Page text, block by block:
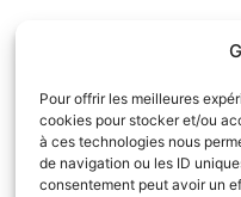
Pour offrir les meilleures
cookies pour stocker et/ou
à ces technologies nous
de navigation ou les ID
consentement peut avoir un